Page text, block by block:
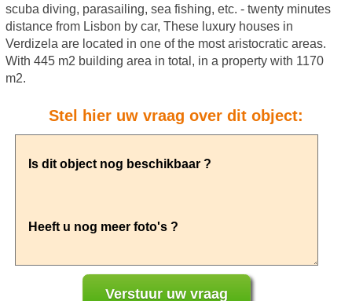
scuba diving, parasailing, sea fishing, etc. - twenty minutes
distance from Lisbon by car, These luxury houses in
Verdizela are located in one of the most aristocratic areas.
With 445 m2 building area in total, in a property with 1170
m2.
Stel hier uw vraag over dit object: